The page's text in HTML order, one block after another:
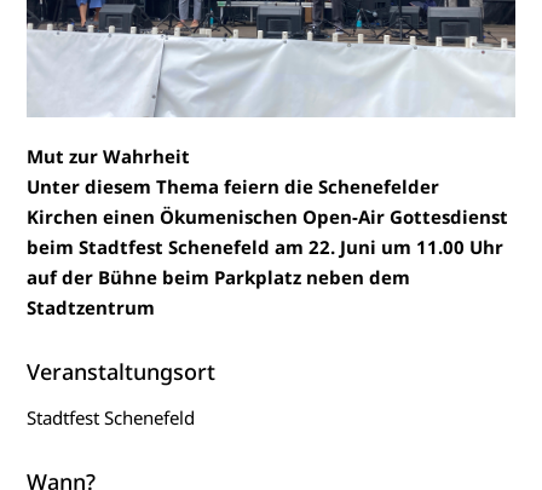
Mut zur Wahrheit
Unter diesem Thema feiern die Schenefelder
Kirchen einen Ökumenischen Open-Air Gottesdienst
beim Stadtfest Schenefeld am 22. Juni um 11.00 Uhr
auf der Bühne beim Parkplatz neben dem
Stadtzentrum
Veranstaltungsort
Stadtfest Schenefeld
Wann?